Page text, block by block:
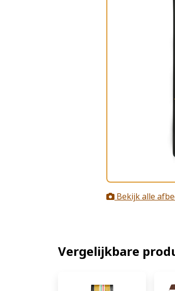
Bekijk alle
Vergelijkbare